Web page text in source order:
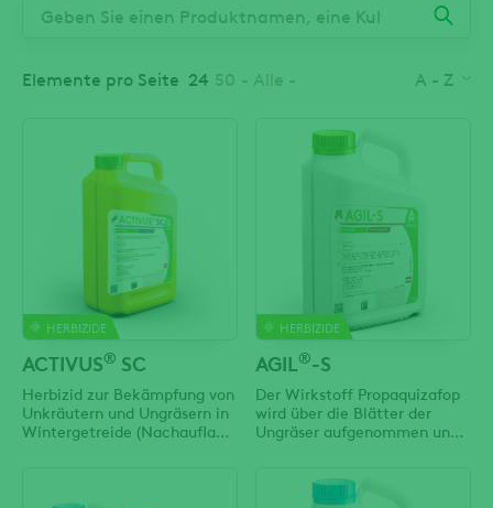
Elemente pro Seite 24 50 - Alle - A - Z
HERBIZIDE
ACTIVUS® SC
Herbizid zur Bekämpfung von
Unkräutern und Ungräsern in
Wintergetreide (Nachauflauf)
und Mais (Vor-/Nachauflauf)
HERBIZIDE
AGIL ®-S
Der Wirkstoff Propaquizafop
wird über die Blätter der
Ungräser aufgenommen und
in der Pflanze im Saftstrom
meristematischen Geweben